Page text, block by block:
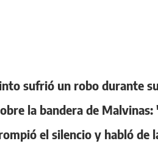
sufrió un robo durante
la bandera de
el silencio y habló de